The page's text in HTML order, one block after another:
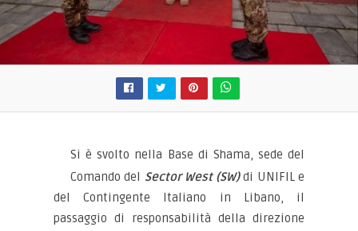
Si è svolto nella Base di Shama, sede del
Comando del Sector West (SW)di UNIFIL e
del Contingente Italiano in Libano, il
passaggio di responsabilità della direzione